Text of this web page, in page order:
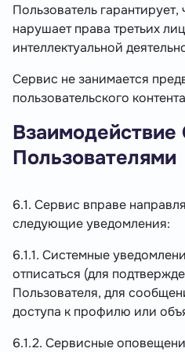
Пользователь гарантирует,
нарушает права третьих
интеллектуальной
Сервис не занимается
пользовательского
Взаимодействие
Пользователями
6.1. Сервис вправе
следующие уведомления:
6.1.1. Системные
отписаться (для
Пользователя, для
доступа к профилю или
6.1.2. Сервисные